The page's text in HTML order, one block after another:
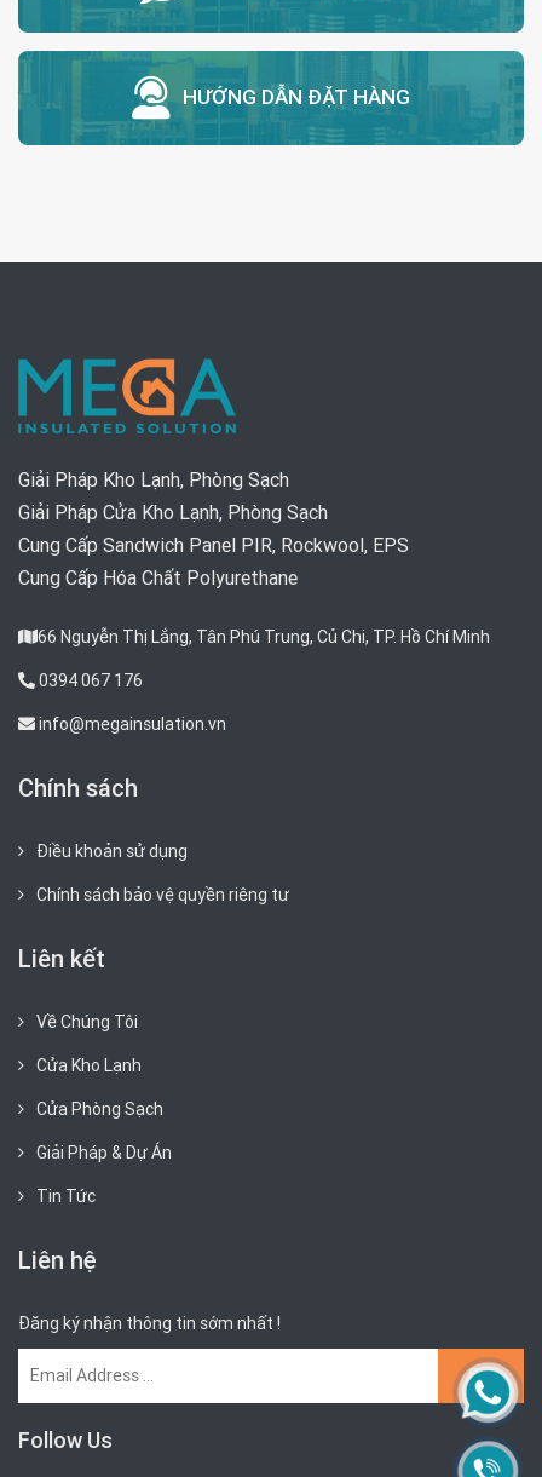
HƯỚNG DẪN ĐẶT HÀNG
Giải Pháp Kho Lạnh, Phòng Sạch
Giải Pháp Cửa Kho Lạnh, Phòng Sạch
Cung Cấp Sandwich Panel PIR, Rockwool, EPS
Cung Cấp Hóa Chất Polyurethane
66 Nguyễn Thị Lắng, Tân Phú Trung, Củ Chi, TP. Hồ Chí Minh
0394 067 176
info@megainsulation.vn
Chính sách
Điều khoản sử dụng
Chính sách bảo vệ quyền riêng tư
Liên kết
Về Chúng Tôi
Cửa Kho Lạnh
Cửa Phòng Sạch
Giải Pháp & Dự Án
Tin Tức
Liên hệ
Đăng ký nhận thông tin sớm nhất !
Follow Us